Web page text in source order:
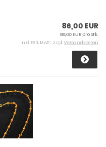
86,00 EUR
86,00 EUR pro Stk.
inkl. 19 % MwSt. zzgl.Versandkosten